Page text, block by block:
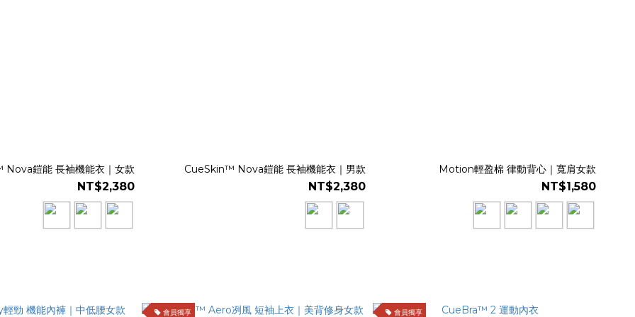
鎧能 長袖機能衣｜女款
NT$2,380
CueSkin™ Nova鎧能 長袖機能衣｜男款
NT$2,380
Motion輕盈棉 律動背心｜寬肩女款
NT$1,580
會員獨享 會員獨享